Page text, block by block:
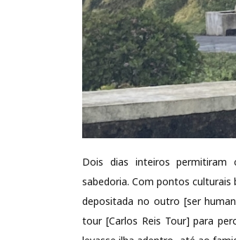
Dois dias inteiros permitiram
sabedoria. Com pontos culturais
depositada no outro [ser
tour [Carlos Reis Tour] para